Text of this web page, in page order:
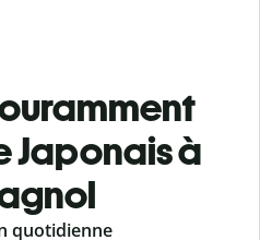
Japonais à
quotidienne